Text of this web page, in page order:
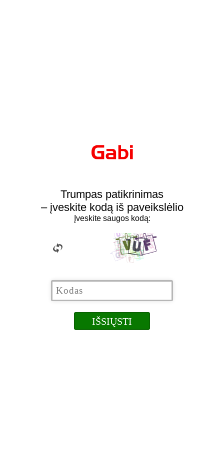
Trumpas patikrinimas
– įveskite kodą iš paveikslėlio
Įveskite saugos kodą: